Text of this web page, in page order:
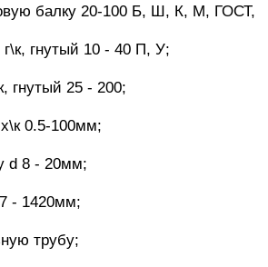
балку 20-100 Б, Ш, К, М, ГОСТ,
гнутый 10 - 40 П, У;
гнутый 25 - 200;
0.5-100мм;
d 8 - 20мм;
- 1420мм;
трубу;